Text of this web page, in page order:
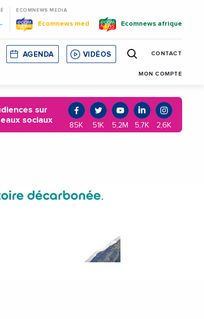
ECOMNEWS MEDIA
Ecomnews med Ecomnews afrique
CORSE MONACO CATALOGNE
AGENDA VIDÉOS CONTACT
MON COMPTE
sur
sociaux
85K 51K 5,2M 5,7K 2,6K